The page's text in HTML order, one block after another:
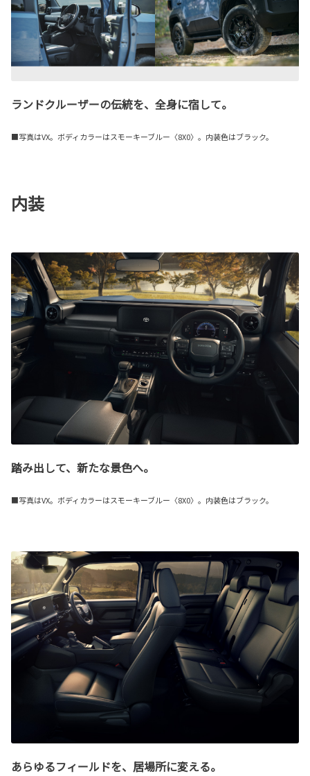
ランドクルーザーの伝統を、全身に宿して。
■写真はVX。ボディカラーはスモーキーブルー〈8X0〉。内装色はブラック。
内装
踏み出して、新たな景色へ。
■写真はVX。ボディカラーはスモーキーブルー〈8X0〉。内装色はブラック。
あらゆるフィールドを、居場所に変える。